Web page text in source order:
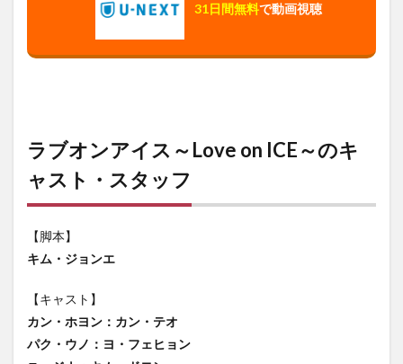
31日間無料で動画視聴
ラブオンアイス～Love on ICE～のキ
ャスト・スタッフ
【脚本】
キム・ジョンエ
【キャスト】
カン・ホヨン：カン・テオ
パク・ウノ：ヨ・フェヒョン